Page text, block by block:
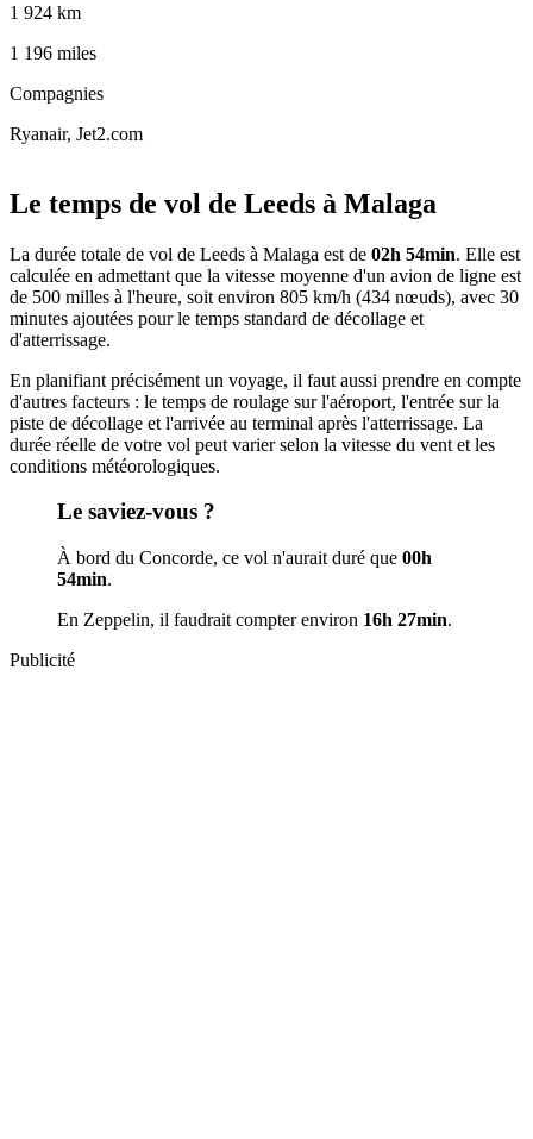
1 924 km
1 196 miles
Compagnies
Ryanair, Jet2.com
+
Le temps de vol de Leeds à Malaga
La durée totale de vol de Leeds à Malaga est de 02h 54min. Elle est
calculée en admettant que la vitesse moyenne d'un avion de ligne est
de 500 milles à l'heure, soit environ 805 km/h (434 nœuds), avec 30
minutes ajoutées pour le temps standard de décollage et
d'atterrissage.
En planifiant précisément un voyage, il faut aussi prendre en compte
d'autres facteurs : le temps de roulage sur l'aéroport, l'entrée sur la
piste de décollage et l'arrivée au terminal après l'atterrissage. La
durée réelle de votre vol peut varier selon la vitesse du vent et les
conditions météorologiques.
Le saviez-vous ?
À bord du Concorde, ce vol n'aurait duré que 00h
54min.
En Zeppelin, il faudrait compter environ 16h 27min.
Publicité